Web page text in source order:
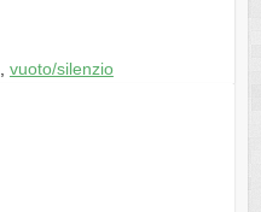
vuoto/silenzio